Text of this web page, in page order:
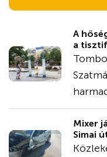
A
a
Mixer
Simai